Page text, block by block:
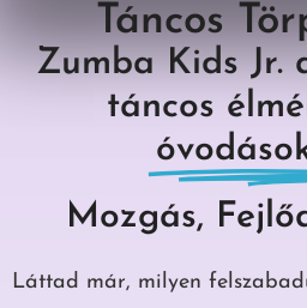
Táncos
Zumba Kids Jr.
táncos
Mozgás,
Láttad már, milyen